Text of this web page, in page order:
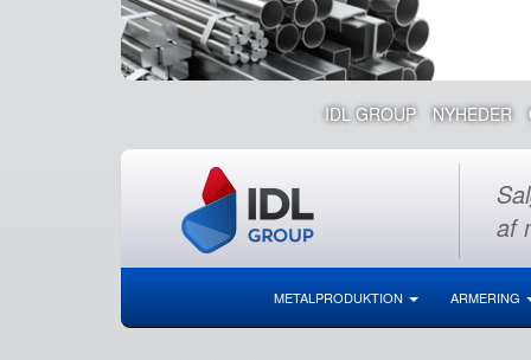
IDL GROUP NYHEDER
af
METALPRODUKTION ARMERING